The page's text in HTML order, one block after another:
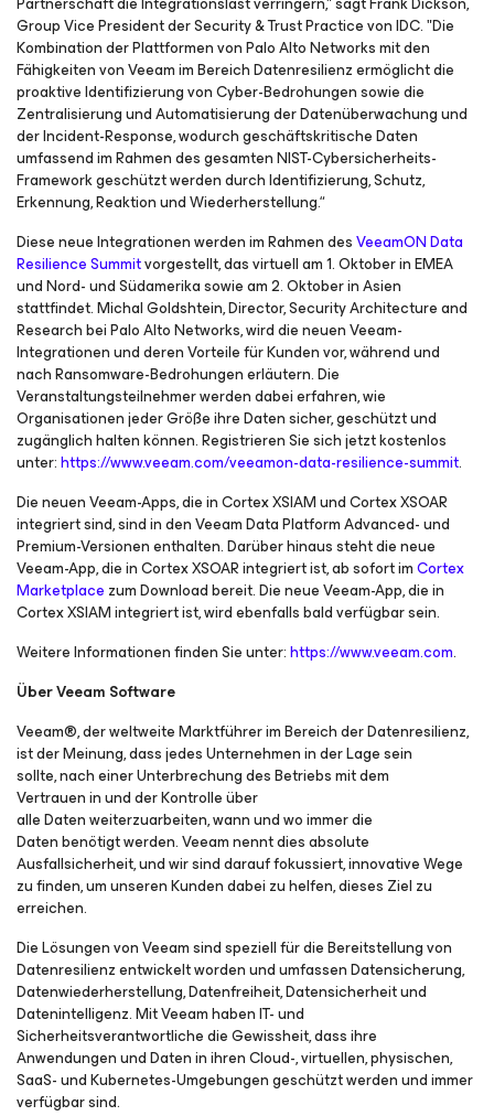
Group Vice President der Security & Trust Practice von IDC. "Die
Kombination der Plattformen von Palo Alto Networks mit den
Fähigkeiten von Veeam im Bereich Datenresilienz ermöglicht die
proaktive Identifizierung von Cyber-Bedrohungen sowie die
Zentralisierung und Automatisierung der Datenüberwachung und
der Incident-Response, wodurch geschäftskritische Daten
umfassend im Rahmen des gesamten NIST-Cybersicherheits-
Framework geschützt werden durch Identifizierung, Schutz,
Erkennung, Reaktion und Wiederherstellung.“
Diese neue Integrationen werden im Rahmen desVeeamON Data
Resilience Summitvorgestellt, das virtuell am 1. Oktober in EMEA
und Nord- und Südamerika sowie am 2. Oktober in Asien
stattfindet. Michal Goldshtein, Director, Security Architecture and
Research bei Palo Alto Networks, wird die neuen Veeam-
Integrationen und deren Vorteile für Kunden vor, während und
nach Ransomware-Bedrohungen erläutern. Die
Veranstaltungsteilnehmer werden dabei erfahren, wie
Organisationen jeder Größe ihre Daten sicher, geschützt und
zugänglich halten können. Registrieren Sie sich jetzt kostenlos
unter:https://www.veeam.com/veeamon-data-resilience-summit.
Die neuen Veeam-Apps, die in Cortex XSIAM und Cortex XSOAR
integriert sind, sind in den Veeam Data Platform Advanced- und
Premium-Versionen enthalten. Darüber hinaus steht die neue
Veeam-App, die in Cortex XSOAR integriert ist, ab sofort imCortex
Marketplace zum Download bereit. Die neue Veeam-App, die in
Cortex XSIAM integriert ist, wird ebenfalls bald verfügbar sein.
Weitere Informationen finden Sie unter:https://www.veeam.com.
Über Veeam Software
Veeam®, der weltweite Marktführer im Bereich der Datenresilienz,
ist der Meinung, dass jedes Unternehmen in der Lage sein
sollte, nach einer Unterbrechung des Betriebs mit dem
Vertrauen in und der Kontrolle über
alle Daten weiterzuarbeiten, wann und wo immer die
Daten benötigt werden. Veeam nennt dies absolute
Ausfallsicherheit, und wir sind darauf fokussiert, innovative Wege
zu finden, um unseren Kunden dabei zu helfen, dieses Ziel zu
erreichen.
Die Lösungen von Veeam sind speziell für die Bereitstellung von
Datenresilienz entwickelt worden und umfassen Datensicherung,
Datenwiederherstellung, Datenfreiheit, Datensicherheit und
Datenintelligenz. Mit Veeam haben IT- und
Sicherheitsverantwortliche die Gewissheit, dass ihre
Anwendungen und Daten in ihren Cloud-, virtuellen, physischen,
SaaS- und Kubernetes-Umgebungen geschützt werden und immer
verfügbar sind.